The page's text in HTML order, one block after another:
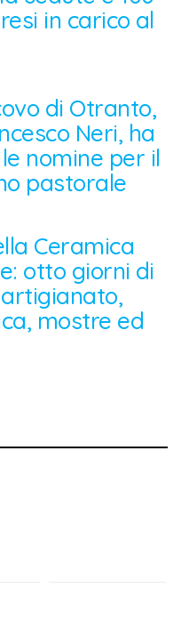
in carico al
di Otranto,
Neri, ha
nomine per il
pastorale
Ceramica
otto giorni di
mostre ed